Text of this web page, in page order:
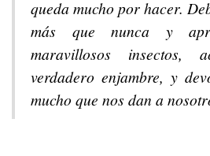
queda mucho por hacer.
más que nunca y
maravillosos insectos,
verdadero enjambre, y
mucho que nos dan a